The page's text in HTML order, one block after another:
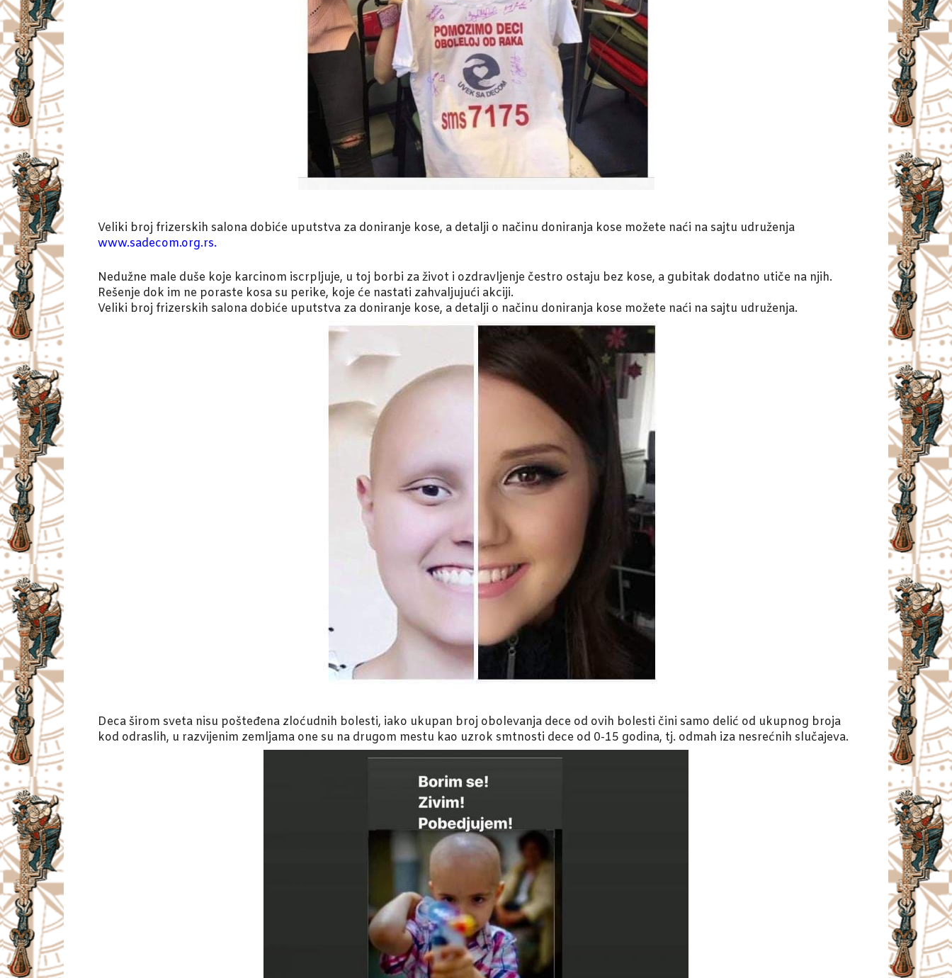
Veliki broj frizerskih salona dobiće uputstva za doniranje kose, a detalji o načinu doniranja kose možete naći na sajtu udruženja
www.sadecom.org.rs.
Nedužne male duše koje karcinom iscrpljuje, u toj borbi za život i ozdravljenje čestro ostaju bez kose, a gubitak dodatno utiče na njih.
Rešenje dok im ne poraste kosa su perike, koje će nastati zahvaljujući akciji.
Veliki broj frizerskih salona dobiće uputstva za doniranje kose, a detalji o načinu doniranja kose možete naći na sajtu udruženja.
Deca širom sveta nisu pošteđena zloćudnih bolesti, iako ukupan broj obolevanja dece od ovih bolesti čini samo delić od ukupnog broja
kod odraslih, u razvijenim zemljama one su na drugom mestu kao uzrok smtnosti dece od 0-15 godina, tj. odmah iza nesrećnih slučajeva.